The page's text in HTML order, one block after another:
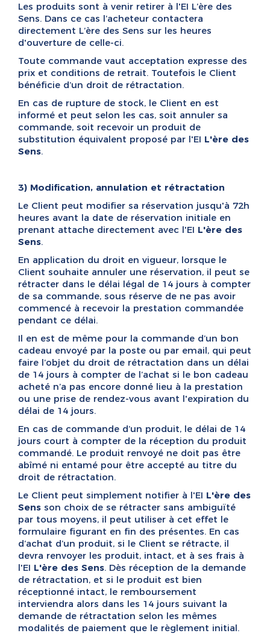
Les produits sont à venir retirer à l'EI L’ère des
Sens. Dans ce cas l’acheteur contactera
directement L’ère des Sens sur les heures
d'ouverture de celle-ci.
Toute commande vaut acceptation expresse des
prix et conditions de retrait. Toutefois le Client
bénéficie d’un droit de rétractation.
En cas de rupture de stock, le Client en est
informé et peut selon les cas, soit annuler sa
commande, soit recevoir un produit de
substitution équivalent proposé par l'EI L'ère des
Sens.
3) Modification, annulation et rétractation
Le Client peut modifier sa réservation jusqu'à 72h
heures avant la date de réservation initiale en
prenant attache directement avec l'EI L'ère des
Sens.
En application du droit en vigueur, lorsque le
Client souhaite annuler une réservation, il peut se
rétracter dans le délai légal de 14 jours à compter
de sa commande, sous réserve de ne pas avoir
commencé à recevoir la prestation commandée
pendant ce délai.
Il en est de même pour la commande d’un bon
cadeau envoyé par la poste ou par email, qui peut
faire l’objet du droit de rétractation dans un délai
de 14 jours à compter de l’achat si le bon cadeau
acheté n’a pas encore donné lieu à la prestation
ou une prise de rendez-vous avant l'expiration du
délai de 14 jours.
En cas de commande d’un produit, le délai de 14
jours court à compter de la réception du produit
commandé. Le produit renvoyé ne doit pas être
abîmé ni entamé pour être accepté au titre du
droit de rétractation.
Le Client peut simplement notifier à l'EI L'ère des
Sens son choix de se rétracter sans ambiguïté
par tous moyens, il peut utiliser à cet effet le
formulaire figurant en fin des présentes. En cas
d’achat d’un produit, si le Client se rétracte, il
devra renvoyer les produit, intact, et à ses frais à
l'EI L'ère des Sens. Dès réception de la demande
de rétractation, et si le produit est bien
réceptionné intact, le remboursement
interviendra alors dans les 14 jours suivant la
demande de rétractation selon les mêmes
modalités de paiement que le règlement initial.